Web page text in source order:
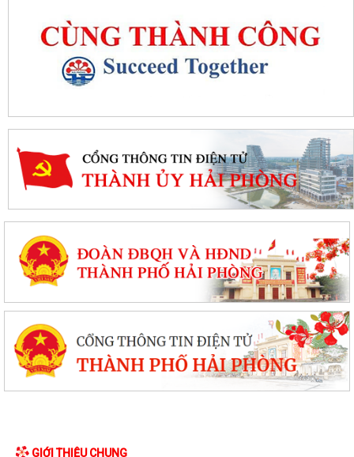
GIỚI THIỆU CHUNG
Thanh Hà đẩy mạnh chuyển đổi số trong công tác phòng cháy, chữa
viên phổ thông công lập từ hạng II...